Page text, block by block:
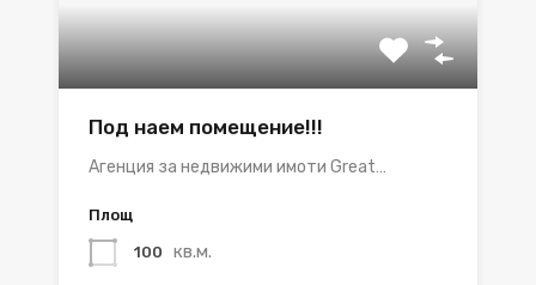
Под наем помещение!!!
Агенция за недвижими имоти Great…
Площ
100 кв.м.